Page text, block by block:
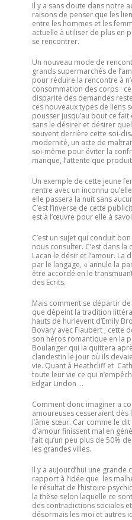
Il y a sans doute dans notre
raisons de penser que les
entre les hommes et les
actuelle à utiliser de plus en
se rencontrer.
Un nouveau mode de
grands supermarchés de
pour réduire la rencontre à
consommation des corps :
disparité des demandes
ces nouveaux types de liens
pousser jusqu’au bout ce fait
sans le désirer et désirer
souvent derrière cette soi-
modernité, un acte de
soi-même pour éviter la
manque, l’attente que
Un exemple de cette jeune
rentre avec un inconnu
elle passera la nuit sans
C’est l’inverse de cette
est à l’œuvre pour elle à
C’est un sujet qui conduit
nous consulter. C’est dans
Lacan le désir et l’amour. La
par le langage, « annule la
être accordé en le
des Ecrits.
Mais comment se départir
que dépeint la tradition
hauts de hurlevent d’Emily
Bovary avec Flaubert ; cette
son héros romantique en la
Boulanger qui la quittera
clandestin le jour où ils
vie. Quant à Heathcliff et
toute leur vie ce qui
Edgar Lindon …
Comment donc imaginer a
amoureuses cesseraient dès
l’âme sœur. Car comme le
d’amour finissent mal en
fait qu’un peu plus de 50%
les grandes villes.
Il y a aujourd’hui une
rapport à l’idée que les
le résultat de l’histoire
la thèse selon laquelle ce
des contradictions sociales
désormais les moi et autres